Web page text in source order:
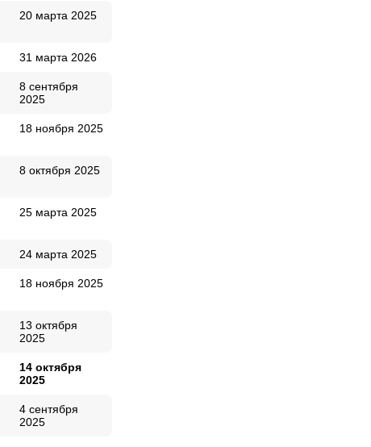
20 марта 2025
31 марта 2026
8 сентября
2025
18 ноября 2025
8 октября 2025
25 марта 2025
24 марта 2025
18 ноября 2025
13 октября
2025
14 октября
2025
4 сентября
2025